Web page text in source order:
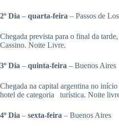
2º Dia – quarta-feira – Passos de
Chegada prevista para o final da
Cassino. Noite Livre.
3º Dia – quinta-feira – Buenos Aires
Chegada na capital argentina no
hotel de categoria turística. Noite
4º Dia – sexta-feira – Buenos Aires